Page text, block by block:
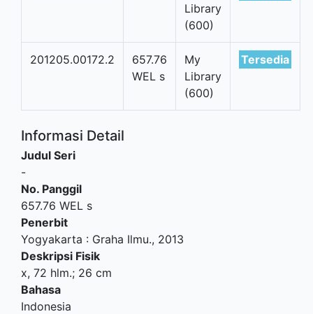
Library
(600)
201205.00172.2
657.76
WEL s
My
Library
(600)
Tersedia
Informasi Detail
Judul Seri
-
No. Panggil
657.76 WEL s
Penerbit
Yogyakarta : Graha Ilmu., 2013
Deskripsi Fisik
x, 72 hlm.; 26 cm
Bahasa
Indonesia